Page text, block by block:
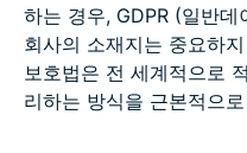
GDPR은 미국에서도 적
GDPR에 따른 쿠키의 역
하는 경우, GDPR (일반
회사의 소재지는 중요하
보호법은 전 세계적으로
리하는 방식을 근본적으